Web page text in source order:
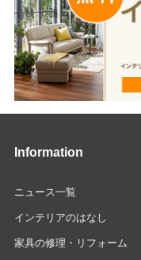
Information
ニュース一覧
インテリアのはなし
家具の修理・リフォーム